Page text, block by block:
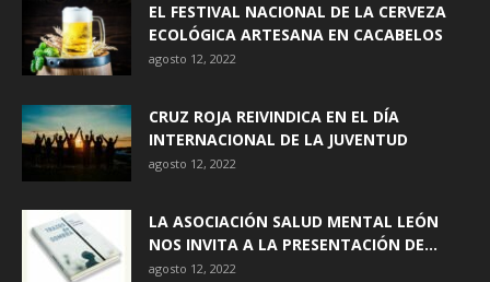
EL FESTIVAL NACIONAL DE LA CERVEZA
ECOLÓGICA ARTESANA EN CACABELOS
agosto 12, 2022
CRUZ ROJA REIVINDICA EN EL DÍA
INTERNACIONAL DE LA JUVENTUD
agosto 12, 2022
LA ASOCIACIÓN SALUD MENTAL LEÓN
NOS INVITA A LA PRESENTACIÓN DE...
agosto 12, 2022